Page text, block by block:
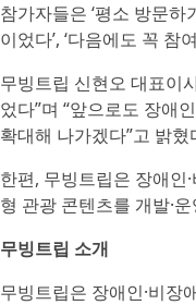
참가자들은 ‘평소 방문
이었다’, ‘다음에도 꼭 참
무빙트립 신현오 대표이
었다”며 “앞으로도 장애
확대해 나가겠다”고 밝혔
한편, 무빙트립은 장애인
형 관광 콘텐츠를 개발·
무빙트립 소개
무빙트립은 장애인·비장